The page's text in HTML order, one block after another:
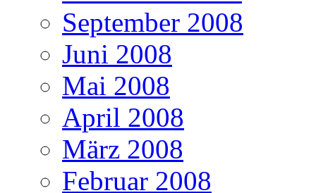
September 2008
Juni 2008
Mai 2008
April 2008
März 2008
Februar 2008